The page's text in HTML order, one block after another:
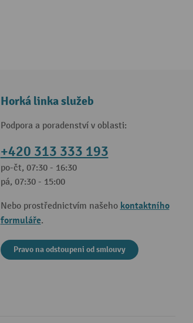
Horká linka služeb
Podpora a poradenství v oblasti:
+420 313 333 193
po-čt, 07:30 - 16:30
pá, 07:30 - 15:00
Nebo prostřednictvím našeho kontaktního
formuláře.
Pravo na odstoupeni od smlouvy